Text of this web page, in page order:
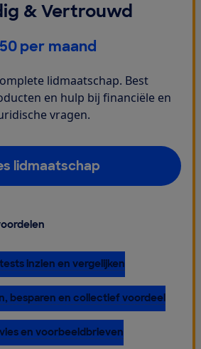
& Vertrouwd
per maand
lidmaatschap. Best
en hulp bij financiële en
vragen.
lidmaatschap
inzien en vergelijken
besparen en collectief voordeel
en voorbeeldbrieven